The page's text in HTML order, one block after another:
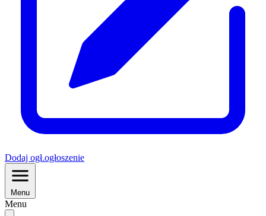
Dodaj ogł.ogłoszenie
Menu
Menu